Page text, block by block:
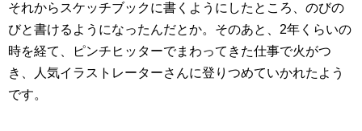
それからスケッチブックに書くようにしたところ、のびの
びと書けるようになったんだとか。そのあと、2年くらいの
時を経て、ピンチヒッターでまわってきた仕事で火がつ
き、人気イラストレーターさんに登りつめていかれたよう
です。